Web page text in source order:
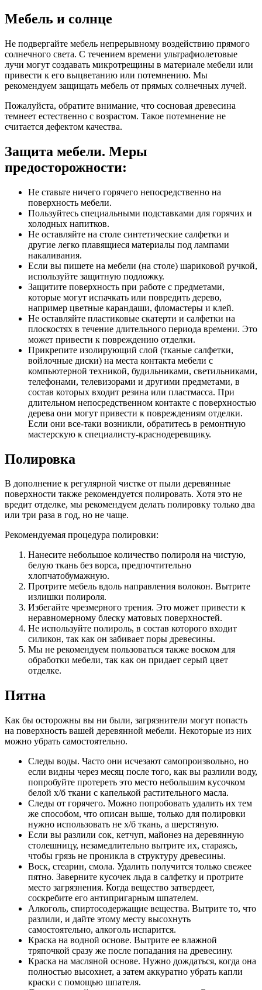
Мебель и солнце
Не подвергайте мебель непрерывному воздействию прямого
солнечного света. С течением времени ультрафиолетовые
лучи могут создавать микротрещины в материале мебели или
привести к его выцветанию или потемнению. Мы
рекомендуем защищать мебель от прямых солнечных лучей.
Пожалуйста, обратите внимание, что сосновая древесина
темнеет естественно с возрастом. Такое потемнение не
считается дефектом качества.
Защита мебели. Меры
предосторожности:
Не ставьте ничего горячего непосредственно на
поверхность мебели.
Пользуйтесь специальными подставками для горячих и
холодных напитков.
Не оставляйте на столе синтетические салфетки и
другие легко плавящиеся материалы под лампами
накаливания.
Если вы пишете на мебели (на столе) шариковой ручкой,
используйте защитную подложку.
Защитите поверхность при работе с предметами,
которые могут испачкать или повредить дерево,
например цветные карандаши, фломастеры и клей.
Не оставляйте пластиковые скатерти и салфетки на
плоскостях в течение длительного периода времени. Это
может привести к повреждению отделки.
Прикрепите изолирующий слой (тканые салфетки,
войлочные диски) на места контакта мебели с
компьютерной техникой, будильниками, светильниками,
телефонами, телевизорами и другими предметами, в
состав которых входит резина или пластмасса. При
длительном непосредственном контакте с поверхностью
дерева они могут привести к повреждениям отделки.
Если они все-таки возникли, обратитесь в ремонтную
мастерскую к специалисту-краснодеревщику.
Полировка
В дополнение к регулярной чистке от пыли деревянные
поверхности также рекомендуется полировать. Хотя это не
вредит отделке, мы рекомендуем делать полировку только два
или три раза в год, но не чаще.
Рекомендуемая процедура полировки:
Нанесите небольшое количество полироля на чистую,
белую ткань без ворса, предпочтительно
хлопчатобумажную.
Протрите мебель вдоль направления волокон. Вытрите
излишки полироля.
Избегайте чрезмерного трения. Это может привести к
неравномерному блеску матовых поверхностей.
Не используйте полироль, в состав которого входит
силикон, так как он забивает поры древесины.
Мы не рекомендуем пользоваться также воском для
обработки мебели, так как он придает серый цвет
отделке.
Пятна
Как бы осторожны вы ни были, загрязнители могут попасть
на поверхность вашей деревянной мебели. Некоторые из них
можно убрать самостоятельно.
Следы воды. Часто они исчезают самопроизвольно, но
если видны через месяц после того, как вы разлили воду,
попробуйте протереть это место небольшим кусочком
белой х/б ткани с капелькой растительного масла.
Следы от горячего. Можно попробовать удалить их тем
же способом, что описан выше, только для полировки
нужно использовать не х/б ткань, а шерстяную.
Если вы разлили сок, кетчуп, майонез на деревянную
столешницу, незамедлительно вытрите их, стараясь,
чтобы грязь не проникла в структуру древесины.
Воск, стеарин, смола. Удалить получится только свежее
пятно. Заверните кусочек льда в салфетку и протрите
место загрязнения. Когда вещество затвердеет,
соскребите его антипригарным шпателем.
Алкоголь, спиртосодержащие вещества. Вытрите то, что
разлили, и дайте этому месту высохнуть
самостоятельно, алкоголь испарится.
Краска на водной основе. Вытрите ее влажной
тряпочкой сразу же после попадания на древесину.
Краска на масляной основе. Нужно дождаться, когда она
полностью высохнет, а затем аккуратно убрать капли
краски с помощью шпателя.